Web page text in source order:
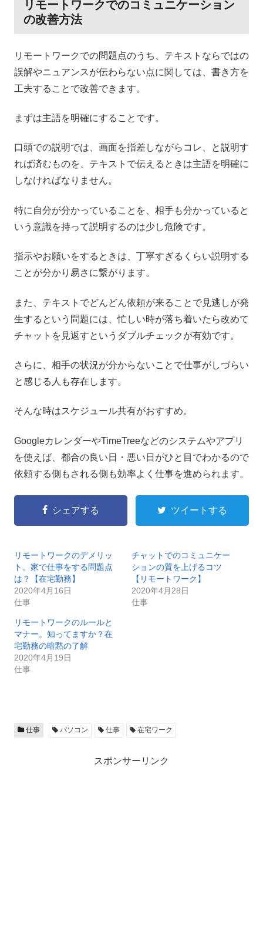
リモートワークでのコミュニケーション
の改善方法
リモートワークでの問題点のうち、テキストならではの
誤解やニュアンスが伝わらない点に関しては、書き方を
工夫することで改善できます。
まずは主語を明確にすることです。
口頭での説明では、画面を指差しながらコレ、と説明す
れば済むものを、テキストで伝えるときは主語を明確に
しなければなりません。
特に自分が分かっていることを、相手も分かっていると
いう意識を持って説明するのは少し危険です。
指示やお願いをするときは、丁寧すぎるくらい説明する
ことが分かり易さに繋がります。
また、テキストでどんどん依頼が来ることで見逃しが発
生するという問題には、忙しい時が落ち着いたら改めて
チャットを見返すというダブルチェックが有効です。
さらに、相手の状況が分からないことで仕事がしづらい
と感じる人も存在します。
そんな時はスケジュール共有がおすすめ。
GoogleカレンダーやTimeTreeなどのシステムやアプリ
を使えば、都合の良い日・悪い日がひと目でわかるので
依頼する側もされる側も効率よく仕事を進められます。
シェアする ツイートする
リモートワークのデメリッ
ト。家で仕事をする問題点
は？【在宅勤務】
2020年4月16日
仕事
チャットでのコミュニケー
ションの質を上げるコツ
【リモートワーク】
2020年4月28日
仕事
リモートワークのルールと
マナー。知ってますか？在
宅勤務の暗黙の了解
2020年4月19日
仕事
仕事 パソコン 仕事 在宅ワーク
スポンサーリンク